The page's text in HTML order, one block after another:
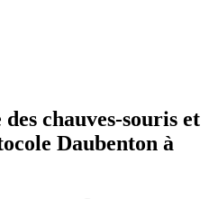
chauves-souris et
Daubenton à